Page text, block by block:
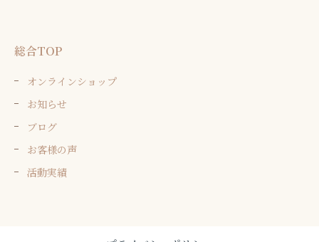
総合TOP
オンラインショップ
お知らせ
ブログ
お客様の声
活動実績